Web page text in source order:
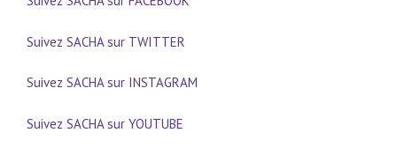
Suivez SACHA sur TWITTER
Suivez SACHA sur INSTAGRAM
Suivez SACHA sur YOUTUBE